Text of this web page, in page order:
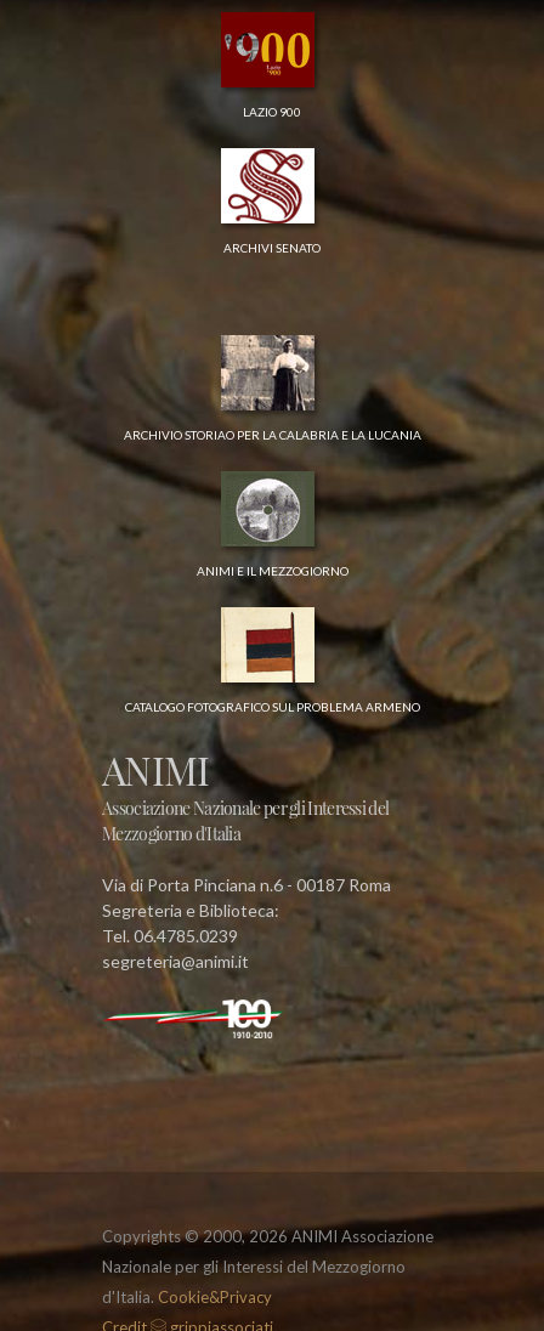
LAZIO 900
ARCHIVI SENATO
ARCHIVIO STORIAO PER LA CALABRIA E LA LUCANIA
ANIMI E IL MEZZOGIORNO
CATALOGO FOTOGRAFICO SUL PROBLEMA ARMENO
ANIMI
Associazione Nazionale per gli Interessi del
Mezzogiorno d'Italia
Via di Porta Pinciana n.6 - 00187 Roma
Segreteria e Biblioteca:
Tel. 06.4785.0239
segreteria@animi.it
Copyrights © 2000,2026 ANIMI Associazione
Nazionale per gli Interessi del Mezzogiorno
d'Italia. Cookie&Privacy